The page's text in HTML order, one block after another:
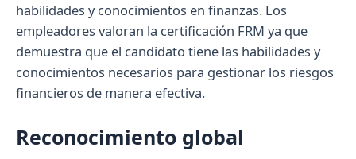
habilidades y conocimientos en finanzas. Los
empleadores valoran la certificación FRM ya que
demuestra que el candidato tiene las habilidades y
conocimientos necesarios para gestionar los riesgos
financieros de manera efectiva.
Reconocimiento global